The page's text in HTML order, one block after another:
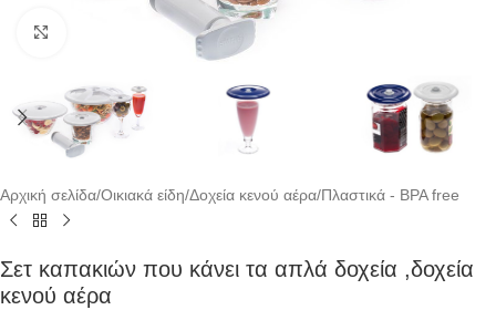
Αρχική σελίδα/Οικιακά είδη/Δοχεία κενού αέρα/Πλαστικά - BPA free
Σετ καπακιών που κάνει τα απλά δοχεία ,δοχεία
κενού αέρα